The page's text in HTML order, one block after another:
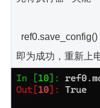
即为成功，重新上